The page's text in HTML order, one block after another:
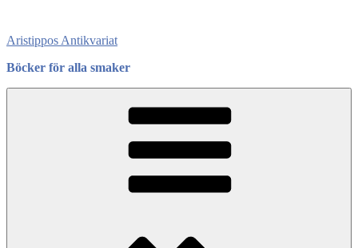
content
Aristippos Antikvariat
Böcker för alla smaker